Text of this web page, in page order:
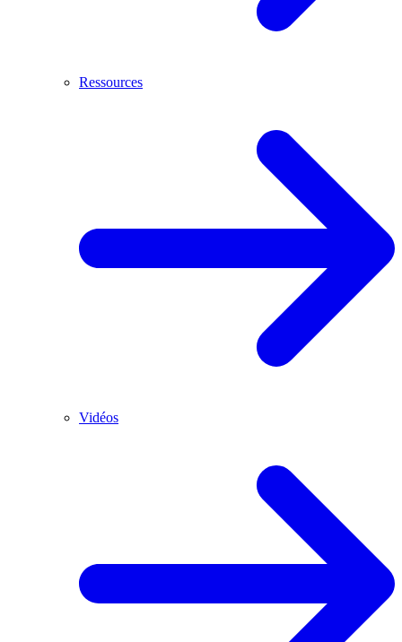
Ressources
Vidéos